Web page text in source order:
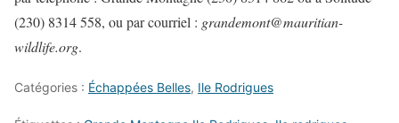
(230) 8314 558, ou par courriel : grandemont@mauritian-
wildlife.org.
Catégories : Échappées Belles, Ile Rodrigues